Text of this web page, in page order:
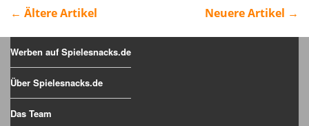
← Ältere Artikel Neuere Artikel →
Werben auf Spielesnacks.de
Über Spielesnacks.de
Das Team